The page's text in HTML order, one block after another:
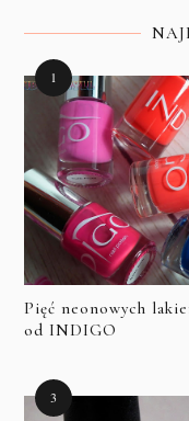
Pięć neonowych
od INDIGO